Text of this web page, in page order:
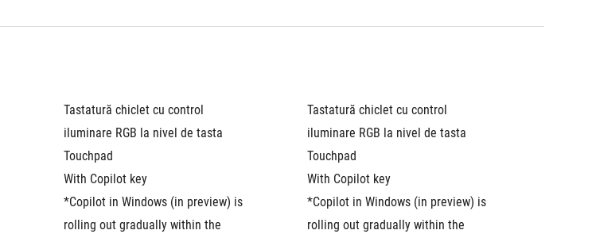
Tastatură chiclet cu control
iluminare RGB la nivel de tasta
Touchpad
With Copilot key
*Copilot in Windows (in preview) is
rolling out gradually within the
Tastatură chiclet cu control
iluminare RGB la nivel de tasta
Touchpad
With Copilot key
*Copilot in Windows (in preview) is
rolling out gradually within the